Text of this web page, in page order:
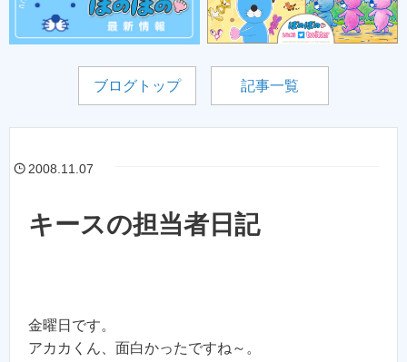
ブログトップ 記事一覧
2008.11.07
キースの担当者日記
金曜日です。
アカカくん、面白かったですね～。